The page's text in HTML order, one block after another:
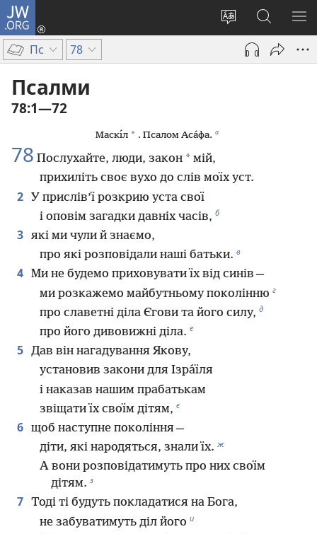
JW.ORG
Змінити
мову
сайту
Увійти
(відкривається
новому
Пошук
на
сайті
Пс 78
Псалми
78:1—72
Маскı́л * . Псалом Аса́фа. а
78 Послухайте, люди, закон * мій,
прихиліть своє вухо до слів моїх уст.
2 У прислів’ї розкрию уста свої
і оповім загадки давніх часів, б
3 які ми чули й знаємо,
про які розповідали наші батьки. в
4 Ми не будемо приховувати їх від синів —
ми розкажемо майбутньому поколінню г
про славетні діла Єгови та його силу, д
про його дивовижні діла. е
5 Дав він нагадування Якову,
установив закони для Ізра́їля
і наказав нашим прабатькам
звіщати їх своїм дітям, є
6 щоб наступне покоління —
діти, які народяться, знали їх. ж
А вони розповідатимуть про них своїм
дітям. з
7 Тоді ті будуть покладатися на Бога,
не забуватимуть діл його и